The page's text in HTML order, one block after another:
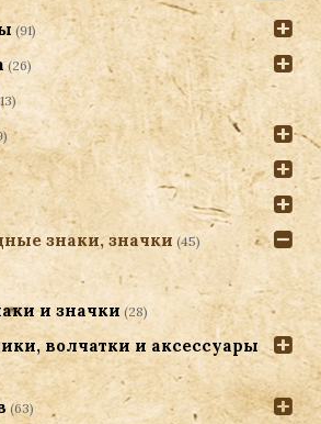
(91)
(26)
знаки, значки (45)
и значки (28)
волчатки и аксессуары
(63)